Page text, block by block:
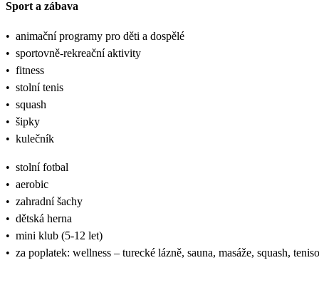
Sport a zábava
• animační programy pro děti a dospělé
• sportovně-rekreační aktivity
• fitness
• stolní tenis
• squash
• šipky
• kulečník
• stolní fotbal
• aerobic
• zahradní šachy
• dětská herna
• mini klub (5-12 let)
• za poplatek: wellness – turecké lázně, sauna, masáže, squash,